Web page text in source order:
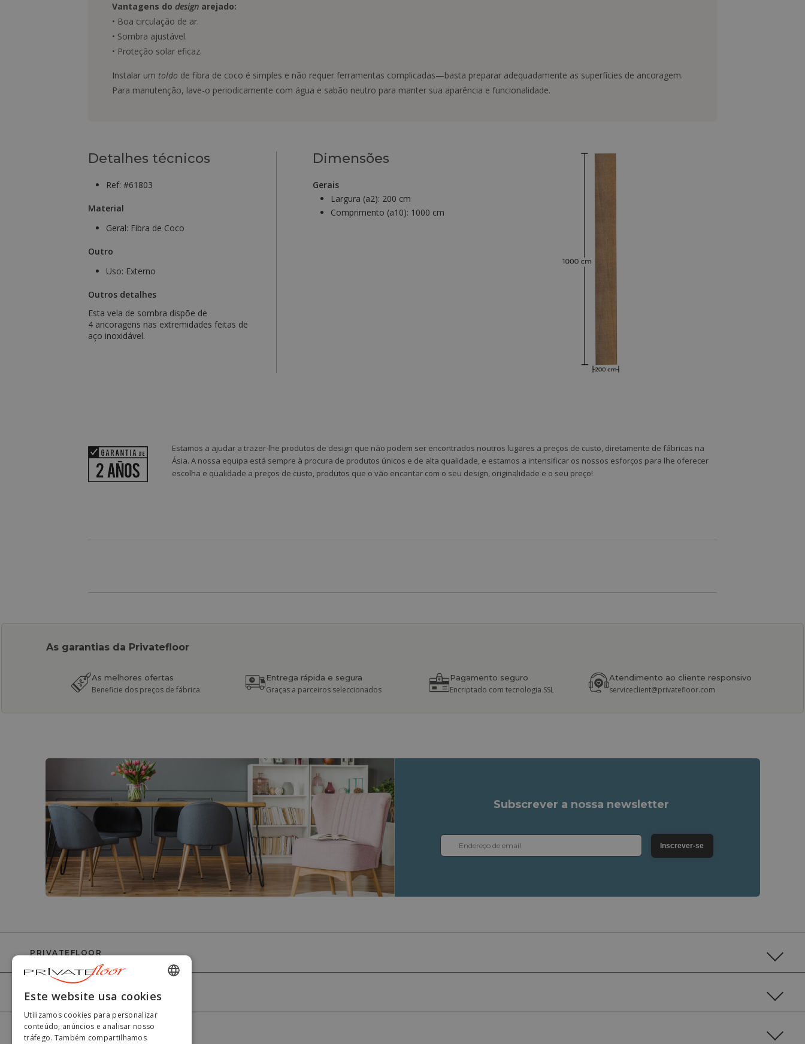
Vantagens do design arejado:
• Boa circulação de ar.
• Sombra ajustável.
• Proteção solar eficaz.
Instalar um toldo de fibra de coco é simples e não requer ferramentas complicadas—basta preparar adequadamente as superfícies de ancoragem.
Para manutenção, lave-o periodicamente com água e sabão neutro para manter sua aparência e funcionalidade.
Detalhes técnicos
Ref: #61803
Material
Geral: Fibra de Coco
Outro
Uso: Externo
Outros detalhes
Esta vela de sombra dispõe de
4 ancoragens nas extremidades feitas de
aço inoxidável.
Dimensões
Gerais
Largura (a2): 200 cm
Comprimento (a10): 1000 cm
Estamos a ajudar a trazer-lhe produtos de design que não podem ser encontrados noutros lugares a preços de custo, diretamente de fábricas na
Ásia. A nossa equipa está sempre à procura de produtos únicos e de alta qualidade, e estamos a intensificar os nossos esforços para lhe oferecer
escolha e qualidade a preços de custo, produtos que o vão encantar com o seu design, originalidade e o seu preço!
As garantias da Privatefloor
As melhores ofertas
Beneficie dos preços de fábrica
Entrega rápida e segura
Graças a parceiros seleccionados
Pagamento seguro
Encriptado com tecnologia SSL
Atendimento ao cliente responsivo
serviceclient@privatefloor.com
Subscrever a nossa newsletter
Inscrever-se
PRIVATEFLOOR
AJUDA
A MINHA CONTA
ENGLISH
FRENCH
Este website usa cookies
Utilizamos cookies para personalizar
conteúdo, anúncios e analisar nosso
tráfego. Também compartilhamos